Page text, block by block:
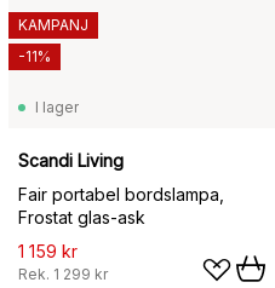
I lager
Scandi Living
Fair portabel bordslampa,
Frostat glas-ask
1 159 kr
Rek. 1 299 kr
KAMPANJ
-11%